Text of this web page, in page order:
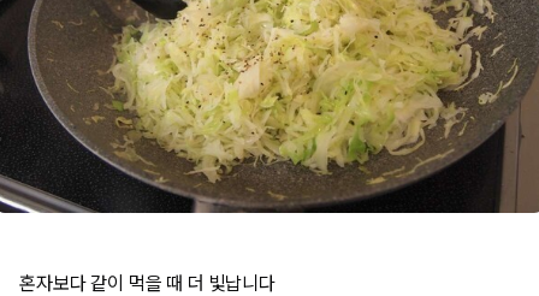
혼자보다 같이 먹을 때 더 빛납니다